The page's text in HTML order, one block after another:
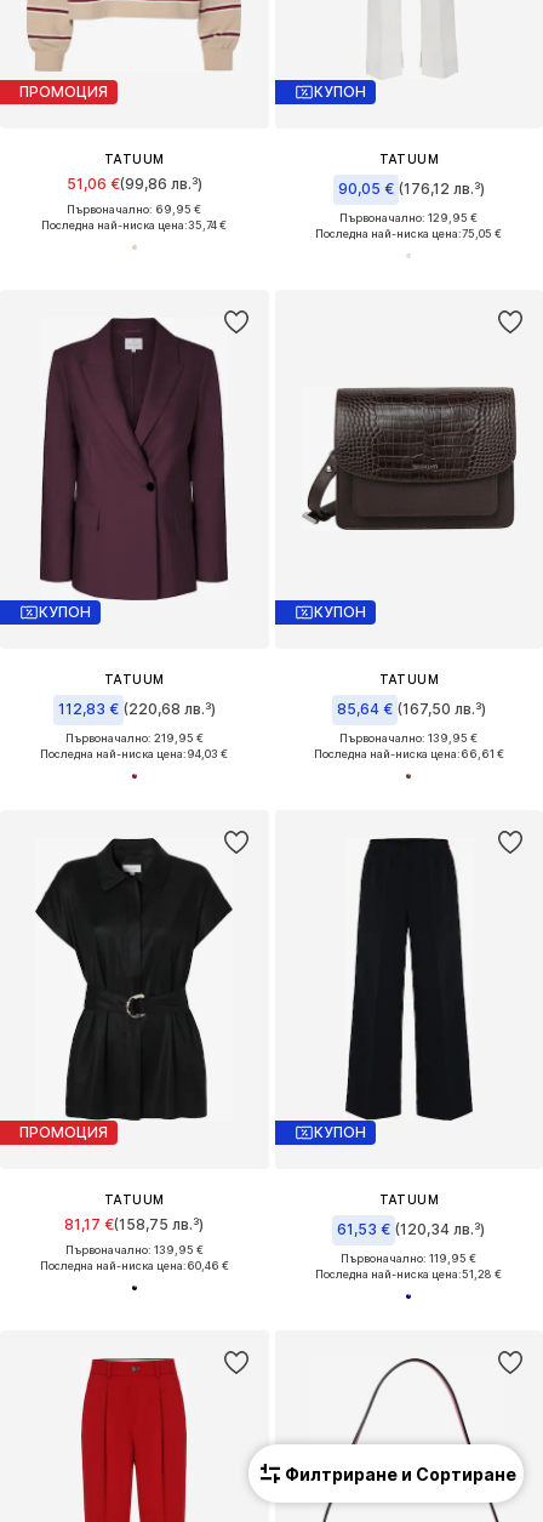
ПРОМОЦИЯ
TATUUM
51,06 €(99,86 лв.³)
Първоначално: 69,95 €
Последна най-ниска цена:35,74 €
КУПОН
TATUUM
90,05 € (176,12 лв.³)
Първоначално: 129,95 €
Последна най-ниска цена:75,05 €
КУПОН
TATUUM
112,83 € (220,68 лв.³)
Първоначално: 219,95 €
Последна най-ниска цена:94,03 €
КУПОН
TATUUM
85,64 € (167,50 лв.³)
Първоначално: 139,95 €
Последна най-ниска цена:66,61 €
ПРОМОЦИЯ
TATUUM
81,17 €(158,75 лв.³)
Първоначално: 139,95 €
Последна най-ниска цена:60,46 €
КУПОН
TATUUM
61,53 € (120,34 лв.³)
Първоначално: 119,95 €
Последна най-ниска цена:51,28 €
Филтриране и Сортиране